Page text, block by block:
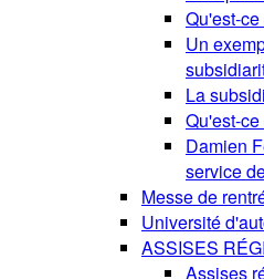
Qu'est-
Un
La
Qu'est-
Damien
service
Messe de
Université
ASSISES
Assises